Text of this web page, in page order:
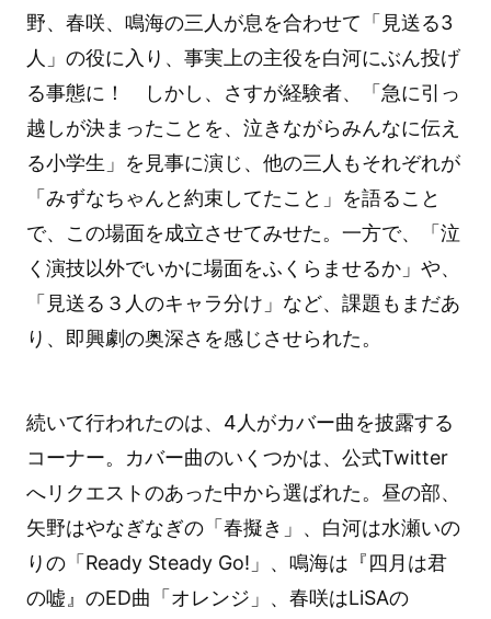
野、春咲、鳴海の三人が息を合わせて「見送る3
人」の役に入り、事実上の主役を白河にぶん投げ
る事態に！ しかし、さすが経験者、「急に引っ
越しが決まったことを、泣きながらみんなに伝え
る小学生」を見事に演じ、他の三人もそれぞれが
「みずなちゃんと約束してたこと」を語ること
で、この場面を成立させてみせた。一方で、「泣
く演技以外でいかに場面をふくらませるか」や、
「見送る３人のキャラ分け」など、課題もまだあ
り、即興劇の奥深さを感じさせられた。
続いて行われたのは、4人がカバー曲を披露する
コーナー。カバー曲のいくつかは、公式Twitter
へリクエストのあった中から選ばれた。昼の部、
矢野はやなぎなぎの「春擬き」、白河は水瀬いの
りの「Ready Steady Go!」、鳴海は『四月は君
の嘘』のED曲「オレンジ」、春咲はLiSAの